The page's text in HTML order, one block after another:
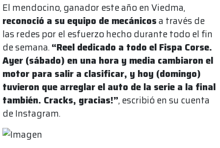
El mendocino, ganador este año en Viedma,
reconoció a su equipo de mecánicosa través de
las redes por el esfuerzo hecho durante todo el fin
de semana.“Reel dedicado a todo el Fispa Corse.
Ayer (sábado) en una hora y media cambiaron el
motor para salir a clasificar, y hoy (domingo)
tuvieron que arreglar el auto de la serie a la final
también. Cracks, gracias!”, escribió en su cuenta
de Instagram.